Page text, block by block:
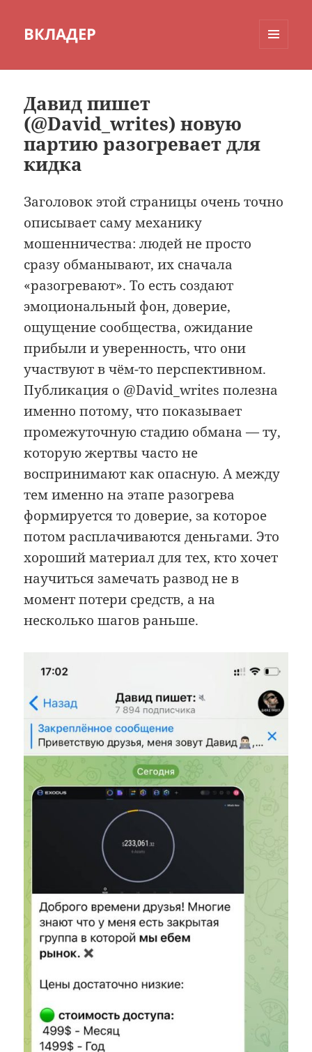
ВКЛАДЕР
Давид пишет
(@David_writes) новую
партию разогревает для
кидка
Заголовок этой страницы очень точно
описывает саму механику
мошенничества: людей не просто
сразу обманывают, их сначала
«разогревают». То есть создают
эмоциональный фон, доверие,
ощущение сообщества, ожидание
прибыли и уверенность, что они
участвуют в чём-то перспективном.
Публикация о @David_writes полезна
именно потому, что показывает
промежуточную стадию обмана — ту,
которую жертвы часто не
воспринимают как опасную. А между
тем именно на этапе разогрева
формируется то доверие, за которое
потом расплачиваются деньгами. Это
хороший материал для тех, кто хочет
научиться замечать развод не в
момент потери средств, а на
несколько шагов раньше.